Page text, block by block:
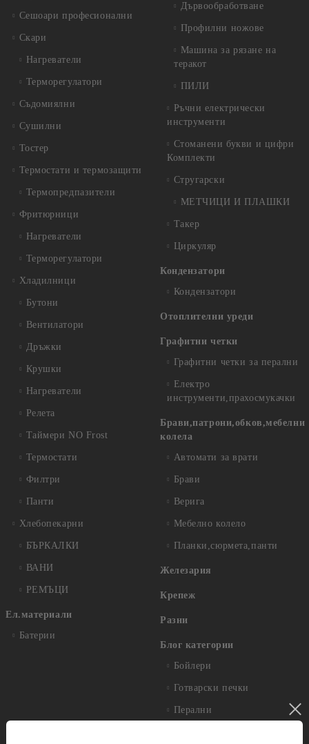
Сешоари професионални
Скари
Нагреватели
Терморегулатори
Съдомиялни
Сушилни
Тостер
Термостати и термозащити
Термопредпазители
Фритюрници
Нагреватели
Терморегулатори
Хладилници
Бутони
Вентилатори
Дръжки
Крушки
Нагреватели
Релета
Таймери NO Frost
Термостати
Филтри
Панти
Хлебопекарни
БЪРКАЛКИ
ВАНИ
РЕМЪЦИ
Ел.материали
Батерии
Дървообработване
Профилни ножове
Машина за рязане на
теракот
ПИЛИ
Ръчни електрически
инструменти
Стоманени букви и цифри
Комплекти
Стругарски
МЕТЧИЦИ И ПЛАШКИ
Такер
Циркуляр
Кондензатори
Кондензатори
Отоплителни уреди
Графитни четки
Графитни четки за перални
Електро
инструменти,прахосмукачки
Брави,патрони,обков,мебелни
колела
Автомати за врати
Брави
Верига
Мебелно колело
Планки,сюрмета,панти
Железария
Крепеж
Разни
Блог категории
Бойлери
Готварски печки
Перални